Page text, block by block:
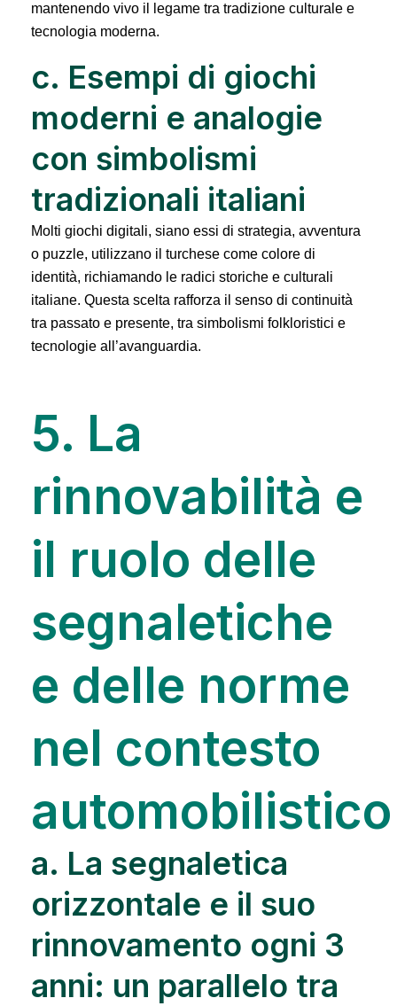
mantenendo vivo il legame tra tradizione culturale e
tecnologia moderna.
c. Esempi di giochi
moderni e analogie
con simbolismi
tradizionali italiani
Molti giochi digitali, siano essi di strategia, avventura
o puzzle, utilizzano il turchese come colore di
identità, richiamando le radici storiche e culturali
italiane. Questa scelta rafforza il senso di continuità
tra passato e presente, tra simbolismi folkloristici e
tecnologie all’avanguardia.
5. La
rinnovabilità e
il ruolo delle
segnaletiche
e delle norme
nel contesto
automobilistico
a. La segnaletica
orizzontale e il suo
rinnovamento ogni 3
anni: un parallelo tra